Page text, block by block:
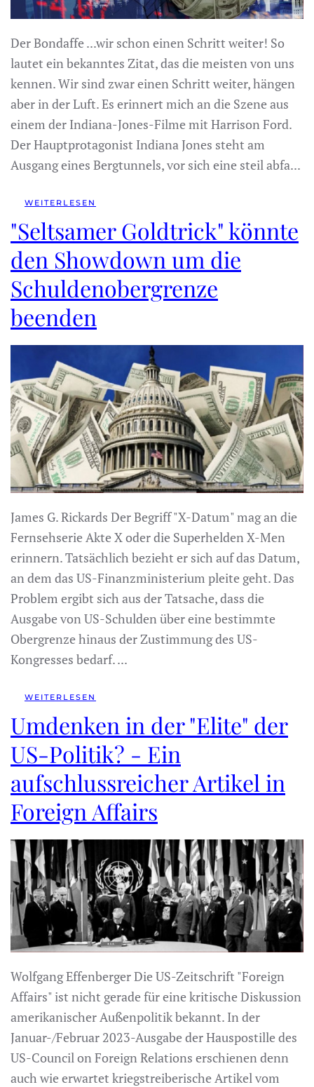
Der Bondaffe ...wir schon einen Schritt weiter! So
lautet ein bekanntes Zitat, das die meisten von uns
kennen. Wir sind zwar einen Schritt weiter, hängen
aber in der Luft. Es erinnert mich an die Szene aus
einem der Indiana-Jones-Filme mit Harrison Ford.
Der Hauptprotagonist Indiana Jones steht am
Ausgang eines Bergtunnels, vor sich eine steil abfa...
WEITERLESEN
"Seltsamer Goldtrick" könnte
den Showdown um die
Schuldenobergrenze
beenden
James G. Rickards Der Begriff "X-Datum" mag an die
Fernsehserie Akte X oder die Superhelden X-Men
erinnern. Tatsächlich bezieht er sich auf das Datum,
an dem das US-Finanzministerium pleite geht. Das
Problem ergibt sich aus der Tatsache, dass die
Ausgabe von US-Schulden über eine bestimmte
Obergrenze hinaus der Zustimmung des US-
Kongresses bedarf. ...
WEITERLESEN
Umdenken in der "Elite" der
US-Politik? - Ein
aufschlussreicher Artikel in
Foreign Affairs
Wolfgang Effenberger Die US-Zeitschrift "Foreign
Affairs" ist nicht gerade für eine kritische Diskussion
amerikanischer Außenpolitik bekannt. In der
Januar-/Februar 2023-Ausgabe der Hauspostille des
US-Council on Foreign Relations erschienen denn
auch wie erwartet kriegstreiberische Artikel vom